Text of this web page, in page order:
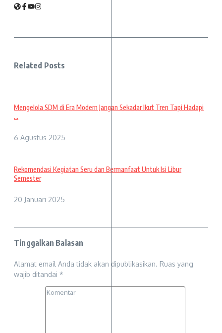
Related Posts
Mengelola SDM di Era Modern Jangan Sekadar Ikut Tren Tapi Hadapi
...
6 Agustus 2025
Rekomendasi Kegiatan Seru dan Bermanfaat Untuk Isi Libur
Semester
20 Januari 2025
Tinggalkan Balasan
Alamat email Anda tidak akan dipublikasikan. Ruas yang
wajib ditandai *